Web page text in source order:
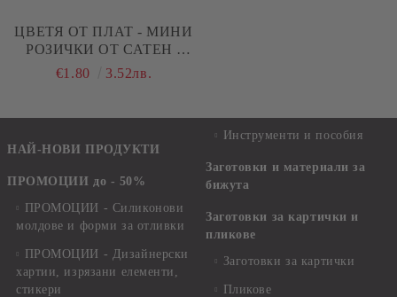
ЦВЕТЯ ОТ ПЛАТ - МИНИ
РОЗИЧКИ ОТ САТЕН -
ТЪМНО ЛИЛАВО - 36 БР
€1.80 3.52лв.
НАЙ-НОВИ ПРОДУКТИ
ПРОМОЦИИ до - 50%
ПРОМОЦИИ - Силиконови
молдове и форми за отливки
ПРОМОЦИИ - Дизайнерски
хартии, изрязани елементи,
стикери
Инструменти и пособия
Заготовки и материали за
бижута
Заготовки за картички и
пликове
Заготовки за картички
Пликове